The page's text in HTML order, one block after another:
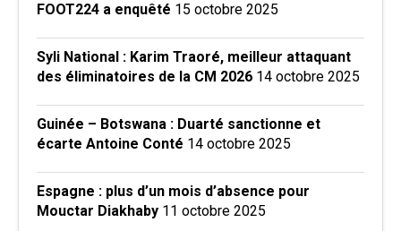
FOOT224 a enquêté 15 octobre 2025
Syli National : Karim Traoré, meilleur attaquant
des éliminatoires de la CM 2026 14 octobre 2025
Guinée – Botswana : Duarté sanctionne et
écarte Antoine Conté 14 octobre 2025
Espagne : plus d’un mois d’absence pour
Mouctar Diakhaby 11 octobre 2025